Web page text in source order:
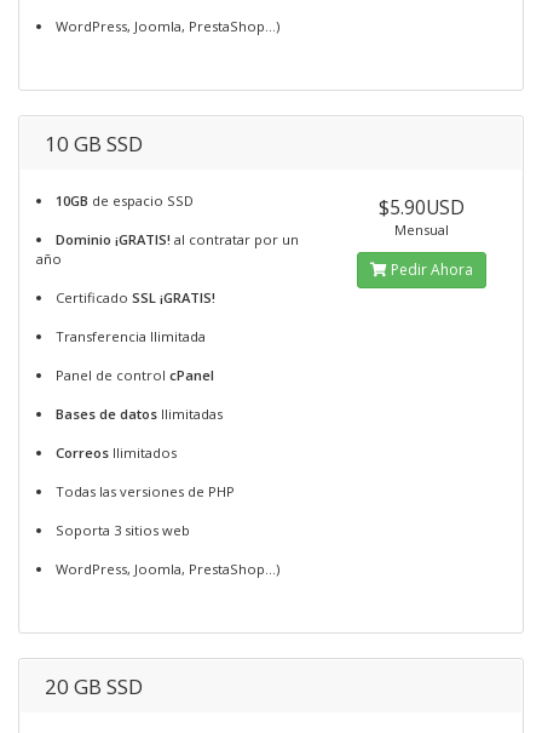
WordPress, Joomla, PrestaShop...)
10 GB SSD
10GB de espacio SSD
Dominio ¡GRATIS! al contratar por un
año
CertificadoSSL ¡GRATIS!
Transferencia Ilimitada
Panel de controlcPanel
Bases de datos Ilimitadas
Correos Ilimitados
Todas las versiones de PHP
Soporta 3 sitios web
WordPress, Joomla, PrestaShop...)
$5.90USD
Mensual
Pedir Ahora
20 GB SSD